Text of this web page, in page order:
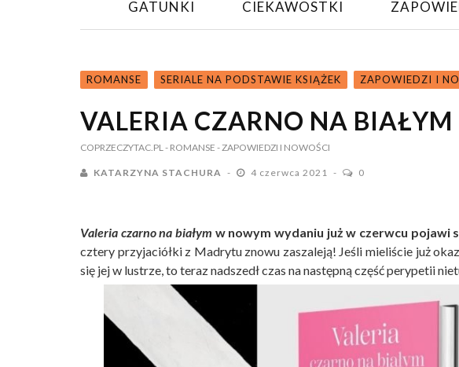
GATUNKI CIEKAWOSTKI
ROMANSE SERIALE NA PODSTAWIE KSIĄŻEK ZAPOWIEDZI I
VALERIA CZARNO NA
COPRZECZYTAC.PL- ROMANSE - ZAPOWIEDZI I NOWOŚCI
KATARZYNA STACHURA 4 czerwca 2021 0
Valeria czarno na białym w nowym wydaniu już w czerwcu pojawi
cztery przyjaciółki z Madrytu znowu zaszaleją! Jeśli mieliście już
się jej w lustrze, to teraz nadszedł czas na następną część perypetii